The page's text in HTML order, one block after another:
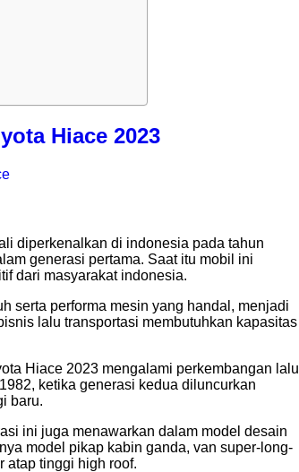
Hiace 2023
diperkenalkan di indonesia pada tahun
generasi pertama. Saat itu mobil ini
dari masyarakat indonesia.
serta performa mesin yang handal, menjadi
lalu transportasi membutuhkan kapasitas
Hiace 2023 mengalami perkembangan lalu
ketika generasi kedua diluncurkan
baru.
ini juga menawarkan dalam model desain
model pikap kabin ganda, van super-long-
atap tinggi high roof.